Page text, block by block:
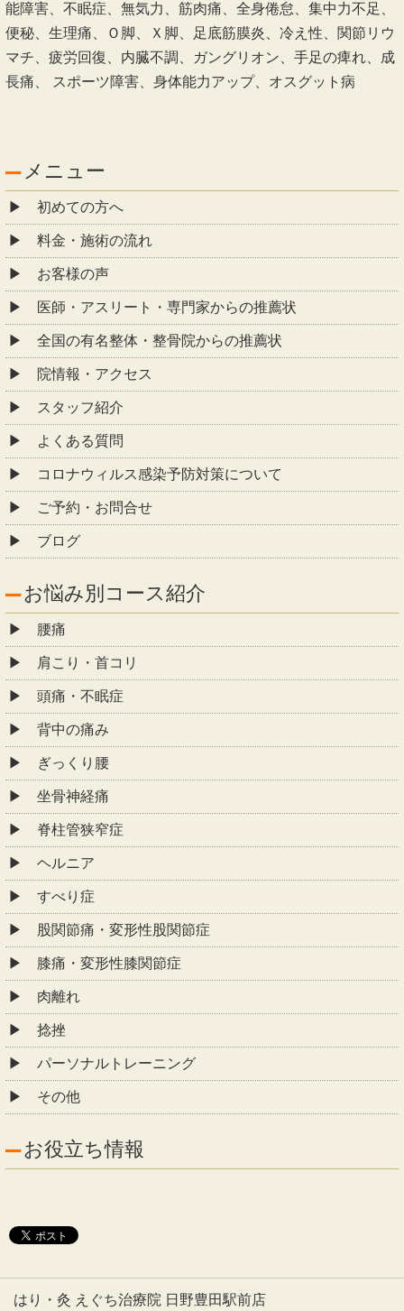
能障害、不眠症、無気力、筋肉痛、全身倦怠、集中力不足、
便秘、生理痛、Ｏ脚、Ｘ脚、足底筋膜炎、冷え性、関節リウ
マチ、疲労回復、内臓不調、ガングリオン、手足の痺れ、成
長痛、 スポーツ障害、身体能力アップ、オスグット病
メニュー
初めての方へ
料金・施術の流れ
お客様の声
医師・アスリート・専門家からの推薦状
全国の有名整体・整骨院からの推薦状
院情報・アクセス
スタッフ紹介
よくある質問
コロナウィルス感染予防対策について
ご予約・お問合せ
ブログ
お悩み別コース紹介
腰痛
肩こり・首コリ
頭痛・不眠症
背中の痛み
ぎっくり腰
坐骨神経痛
脊柱管狭窄症
ヘルニア
すべり症
股関節痛・変形性股関節症
膝痛・変形性膝関節症
肉離れ
捻挫
パーソナルトレーニング
その他
お役立ち情報
はり・灸 えぐち治療院 日野豊田駅前店